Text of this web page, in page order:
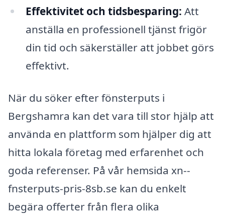
Effektivitet och tidsbesparing: Att
anställa en professionell tjänst frigör
din tid och säkerställer att jobbet görs
effektivt.
När du söker efter fönsterputs i
Bergshamra kan det vara till stor hjälp att
använda en plattform som hjälper dig att
hitta lokala företag med erfarenhet och
goda referenser. På vår hemsida xn--
fnsterputs-pris-8sb.se kan du enkelt
begära offerter från flera olika